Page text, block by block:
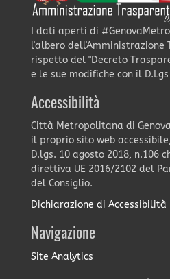
I dati aperti di
l'albero dell'Amministrazione
rispetto del "Decreto
e le sue modifiche con il
Accessibilità
Città Metropolitana di
il proprio sito web
D.lgs. 10 agosto 2018, n.106
direttiva UE 2016/2102 del
del Consiglio.
Dichiarazione di Accessibilità
Navigazione
Site Analytics